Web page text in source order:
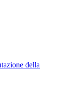
della